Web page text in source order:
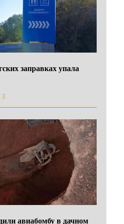
заправках упала
авиабомбу в дачном